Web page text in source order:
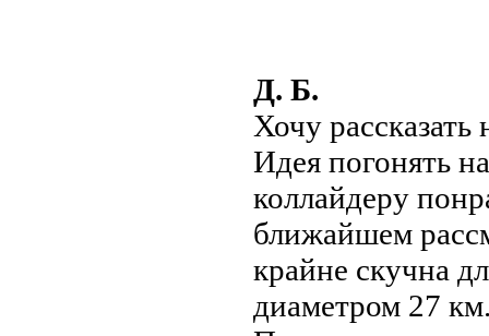
Д. Б.
Хочу
Идея погонять
коллайдеру
ближайшем
крайне скучна
диаметром 27